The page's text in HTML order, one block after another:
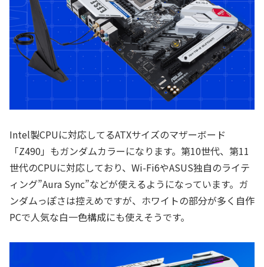
Intel製CPUに対応してるATXサイズのマザーボード
「Z490」もガンダムカラーになります。第10世代、第11
世代のCPUに対応しており、Wi-Fi6やASUS独自のライテ
ィング”Aura Sync”などが使えるようになっています。ガ
ンダムっぽさは控えめですが、ホワイトの部分が多く自作
PCで人気な白一色構成にも使えそうです。